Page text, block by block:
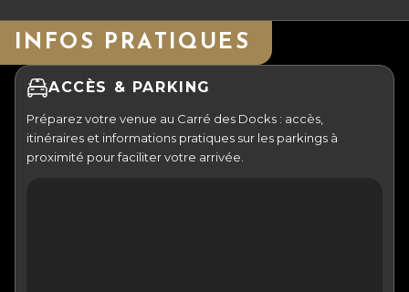
INFOS PRATIQUES
ACCÈS & PARKING
Préparez votre venue au Carré des Docks : accès,
itinéraires et informations pratiques sur les parkings à
proximité pour faciliter votre arrivée.